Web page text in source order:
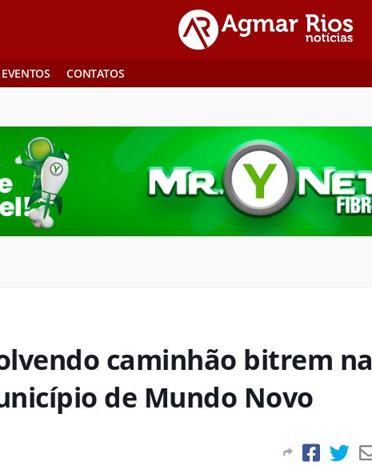
EVENTOS CONTATOS
caminhão bitrem na
de Mundo Novo